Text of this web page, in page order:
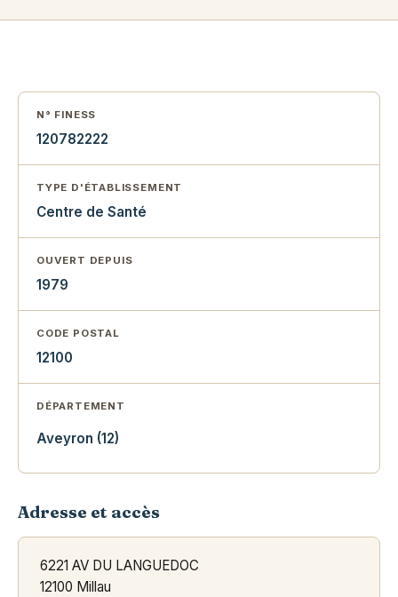
N° FINESS
120782222
TYPE D'ÉTABLISSEMENT
Centre de Santé
OUVERT DEPUIS
1979
CODE POSTAL
12100
DÉPARTEMENT
Aveyron (12)
Adresse et accès
6221 AV DU LANGUEDOC
12100 Millau